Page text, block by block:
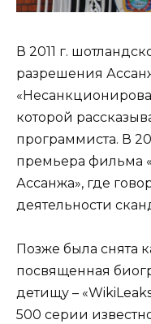
В 2011 г.
разрешения
которой
программиста. В
премьера фильма
Ассанжа», где
деятельности
Позже была снята
посвященная
детищу ­–
500 серии